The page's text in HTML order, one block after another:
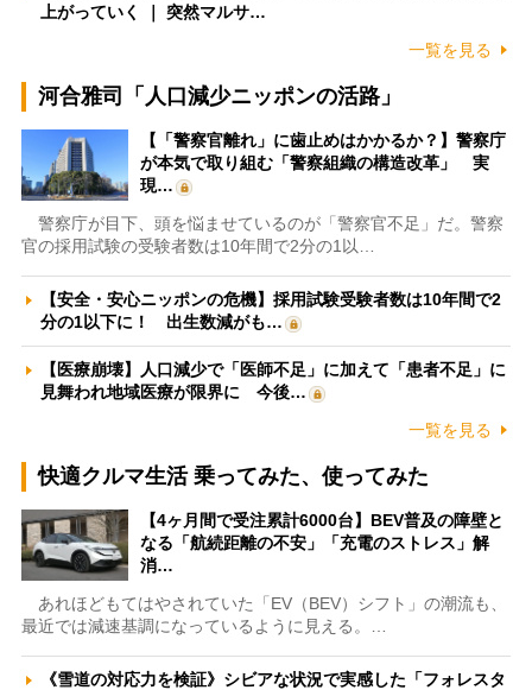
上がっていく ｜ 突然マルサ…
一覧を見る
河合雅司「人口減少ニッポンの活路」
【「警察官離れ」に歯止めはかかるか？】警察庁
が本気で取り組む「警察組織の構造改革」 実
現…
警察庁が目下、頭を悩ませているのが「警察官不足」だ。警察
官の採用試験の受験者数は10年間で2分の1以…
【安全・安心ニッポンの危機】採用試験受験者数は10年間で2
分の1以下に！ 出生数減がも…
【医療崩壊】人口減少で「医師不足」に加えて「患者不足」に
見舞われ地域医療が限界に 今後…
一覧を見る
快適クルマ生活 乗ってみた、使ってみた
【4ヶ月間で受注累計6000台】BEV普及の障壁と
なる「航続距離の不安」「充電のストレス」解
消…
あれほどもてはやされていた「EV（BEV）シフト」の潮流も、
最近では減速基調になっているように見える。…
《雪道の対応力を検証》シビアな状況で実感した「フォレスタ